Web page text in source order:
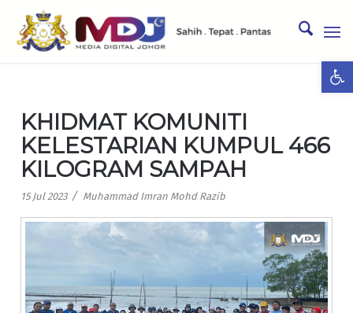
KHIDMAT KOMUNITI
KELESTARIAN KUMPUL 466
KILOGRAM SAMPAH
15 Jul 2023 / Muhammad Imran Mohd Razib